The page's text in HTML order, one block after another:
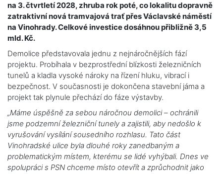
na 3. čtvrtletí 2028, zhruba rok poté, co lokalitu dopravně
zatraktivní nová tramvajová trať přes Václavské náměstí
na Vinohrady. Celkové investice dosáhnou přibližně 3,5
mld. Kč.
Demolice představovala jednu z nejnáročnějších fází
projektu. Probíhala v bezprostřední blízkosti železničních
tunelů a kladla vysoké nároky na řízení hluku, vibrací i
bezpečnost. V současnosti je dokončena stavební jáma a
projekt tak plynule přechází do fáze výstavby.
„Máme úspěšně za sebou náročnou demolici – ochránili
jsme podzemní železniční tunely a zajistili, aby nedošlo k
vyrušování vysílání sousedního rozhlasu. Tato část
Vinohradské ulice byla dlouhé roky zanedbaným a
problematickým místem, kterému se lidé vyhýbali. Dnes ve
spolupráci s PSN chceme místo otevřít a zprůchodnit jako